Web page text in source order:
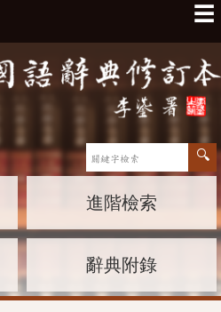
☰
進階檢索
辭典附錄